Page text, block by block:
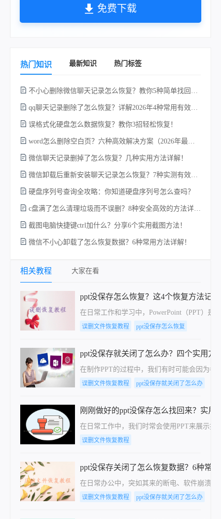
免费下载
热门知识 最新知识 热门标签
误格式化硬盘怎么数据恢复？教你3招轻松恢复！
微信聊天记录删掉了怎么恢复？几种实用方法详解！
硬盘序列号查询全攻略：你知道硬盘序列号怎么查吗？
截图电脑快捷键ctrl加什么？分享6个实用截图方法！
微信不小心卸载了怎么恢复数据？6种常用方法详解！
相关教程 大家在看
ppt没保存怎么恢复？这4个恢复方法记
在日常工作和学习中，PowerPoint（PPT）
误删文件恢复教程 ppt没保存怎么恢复
ppt没保存就关闭了怎么办？四个实用方
在制作PPT的过程中，我们有时可能会因为
误删文件恢复教程 ppt没保存就关闭了怎么办
刚刚做好的ppt没保存怎么找回来？实用
在日常工作中，我们时常会使用PPT来展示
误删文件恢复教程
ppt没保存关闭了怎么恢复数据？6种常
在日常办公中，突如其来的断电、软件崩溃
误删文件恢复教程 ppt没保存就关闭了怎么办